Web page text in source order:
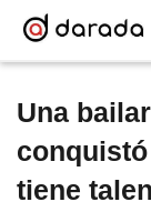
Una
tiene